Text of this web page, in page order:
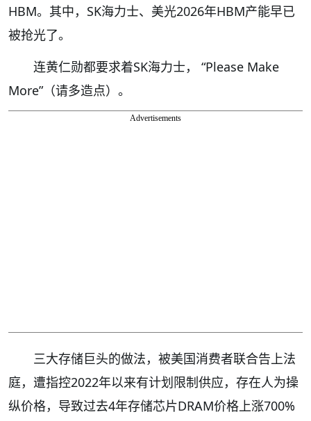
HBM。其中，SK海力士、美光2026年HBM产能早已
被抢光了。
连黄仁勋都要求着SK海力士， “Please Make
More”（请多造点）。
Advertisements
三大存储巨头的做法，被美国消费者联合告上法
庭，遭指控2022年以来有计划限制供应，存在人为操
纵价格，导致过去4年存储芯片DRAM价格上涨700%